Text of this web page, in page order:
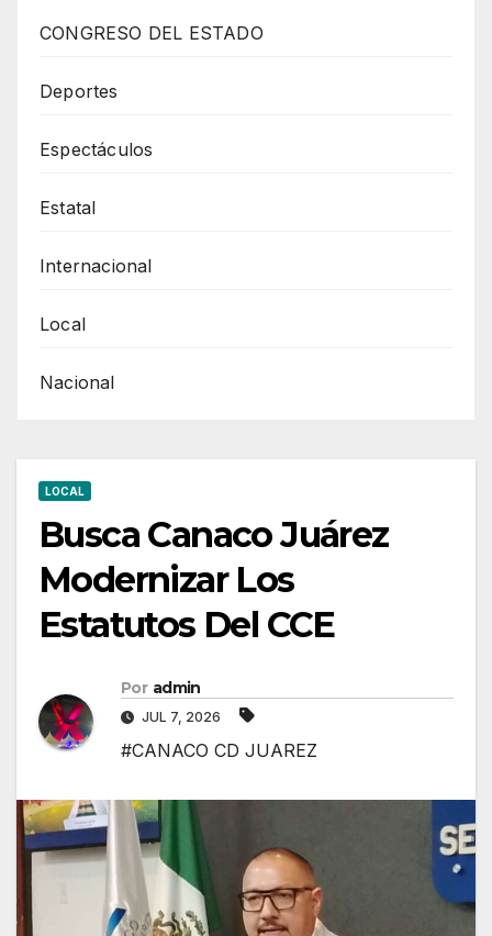
Estatutos
CCE
CONGRESO DEL ESTADO
Deportes
Espectáculos
Estatal
Internacional
Local
Nacional
LOCAL
Busca Canaco Juárez
Modernizar Los
Estatutos Del CCE
Por admin
JUL 7, 2026
#CANACO CD JUAREZ